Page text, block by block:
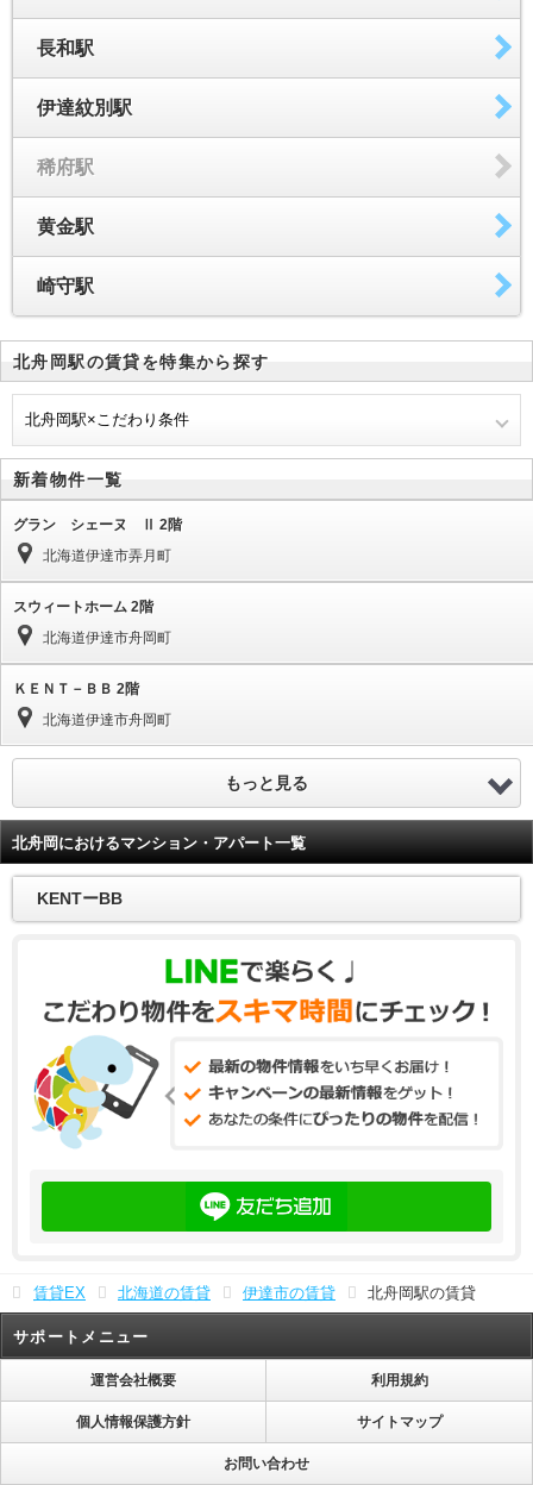
長和駅
伊達紋別駅
稀府駅
黄金駅
崎守駅
北舟岡駅の賃貸を特集から探す
北舟岡駅×こだわり条件
新着物件一覧
グラン シェーヌ Ⅱ 2階
北海道伊達市弄月町
スウィートホーム 2階
北海道伊達市舟岡町
ＫＥＮＴ－ＢＢ 2階
北海道伊達市舟岡町
もっと見る
北舟岡におけるマンション・アパート一覧
KENTーBB
賃貸EX 北海道の賃貸 伊達市の賃貸 北舟岡駅の賃貸
サポートメニュー
運営会社概要 利用規約
個人情報保護方針 サイトマップ
お問い合わせ